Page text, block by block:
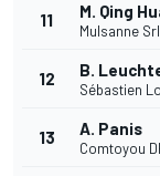
11 M. Qing
Mulsanne Srl
12 B.
Sébastien
13 A. Panis
Comtoyou